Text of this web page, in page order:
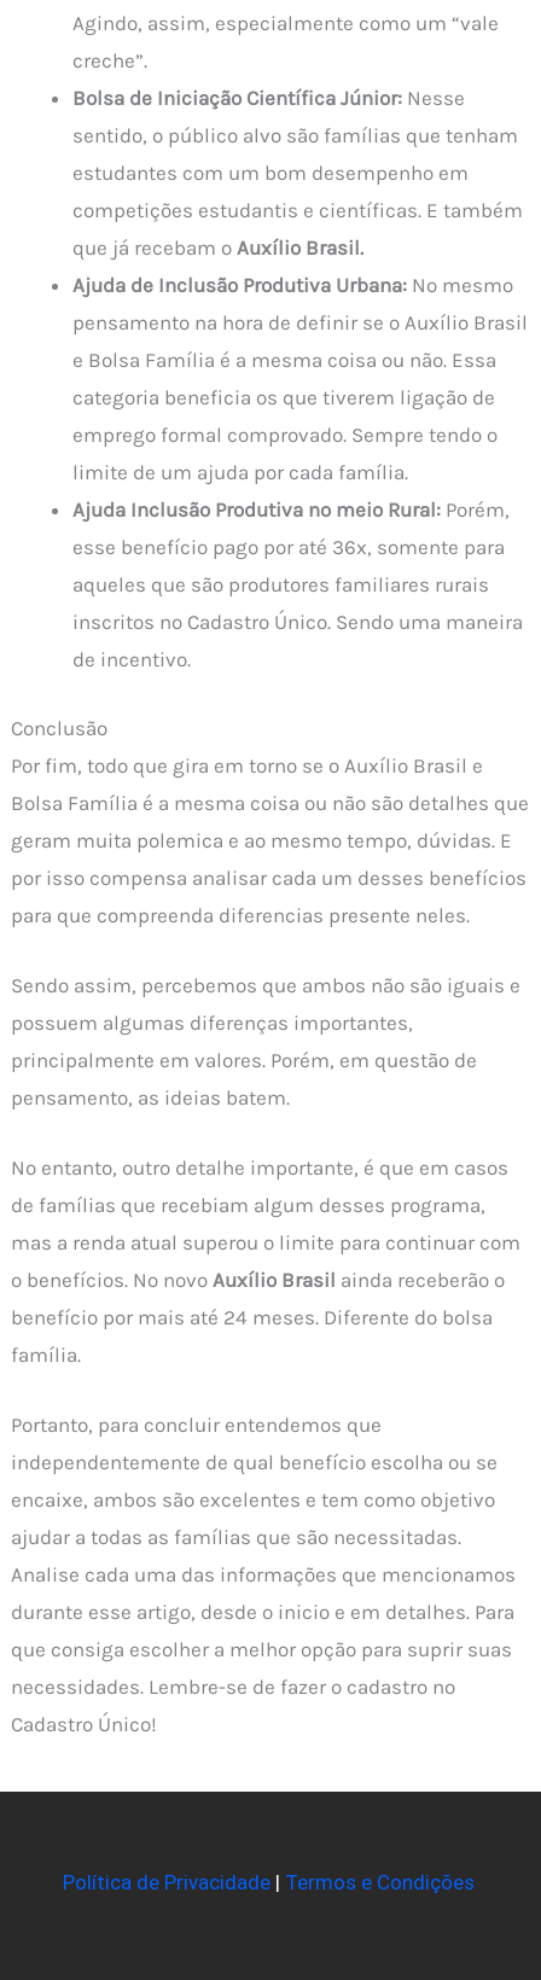
Agindo, assim, especialmente como um “vale
creche”.
Bolsa de Iniciação Científica Júnior: Nesse
sentido, o público alvo são famílias que tenham
estudantes com um bom desempenho em
competições estudantis e científicas. E também
que já recebam oAuxílio Brasil.
Ajuda de Inclusão Produtiva Urbana: No mesmo
pensamento na hora de definir se o Auxílio Brasil
e Bolsa Família é a mesma coisa ou não. Essa
categoria beneficia os que tiverem ligação de
emprego formal comprovado. Sempre tendo o
limite de um ajuda por cada família.
Ajuda Inclusão Produtiva no meio Rural: Porém,
esse benefício pago por até 36x, somente para
aqueles que são produtores familiares rurais
inscritos no Cadastro Único. Sendo uma maneira
de incentivo.
Conclusão
Por fim, todo que gira em torno se o Auxílio Brasil e
Bolsa Família é a mesma coisa ou não são detalhes que
geram muita polemica e ao mesmo tempo, dúvidas. E
por isso compensa analisar cada um desses benefícios
para que compreenda diferencias presente neles.
Sendo assim, percebemos que ambos não são iguais e
possuem algumas diferenças importantes,
principalmente em valores. Porém, em questão de
pensamento, as ideias batem.
No entanto, outro detalhe importante, é que em casos
de famílias que recebiam algum desses programa,
mas a renda atual superou o limite para continuar com
o benefícios. No novoAuxílio Brasil ainda receberão o
benefício por mais até 24 meses. Diferente do bolsa
família.
Portanto, para concluir entendemos que
independentemente de qual benefício escolha ou se
encaixe, ambos são excelentes e tem como objetivo
ajudar a todas as famílias que são necessitadas.
Analise cada uma das informações que mencionamos
durante esse artigo, desde o inicio e em detalhes. Para
que consiga escolher a melhor opção para suprir suas
necessidades. Lembre-se de fazer o cadastro no
Cadastro Único!
Política de Privacidade| Termos e Condições